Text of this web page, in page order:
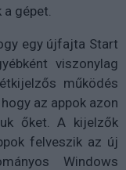
gépet.
egy újfajta Start
viszonylag
működés
az appok azon
őket. A kijelzők
felveszik az új
Windows